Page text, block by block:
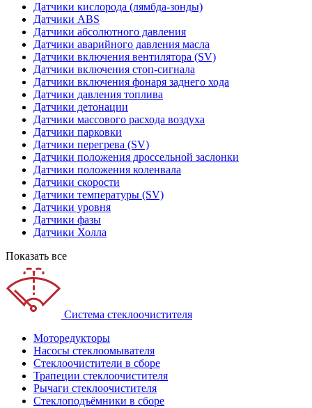
Датчики кислорода (лямбда-зонды)
Датчики ABS
Датчики абсолютного давления
Датчики аварийного давления масла
Датчики включения вентилятора (SV)
Датчики включения стоп-сигнала
Датчики включения фонаря заднего хода
Датчики давления топлива
Датчики детонации
Датчики массового расхода воздуха
Датчики парковки
Датчики перегрева (SV)
Датчики положения дроссельной заслонки
Датчики положения коленвала
Датчики скорости
Датчики температуры (SV)
Датчики уровня
Датчики фазы
Датчики Холла
Показать все
Система стеклоочистителя
Моторедукторы
Насосы стеклоомывателя
Стеклоочистители в сборе
Трапеции стеклоочистителя
Рычаги стеклоочистителя
Стеклоподъёмники в сборе